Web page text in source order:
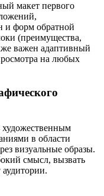
макет первого
и форм обратной
(преимущества,
важен адаптивный
на любых
художественным
в области
визуальные образы.
смысл, вызвать
аудитории.